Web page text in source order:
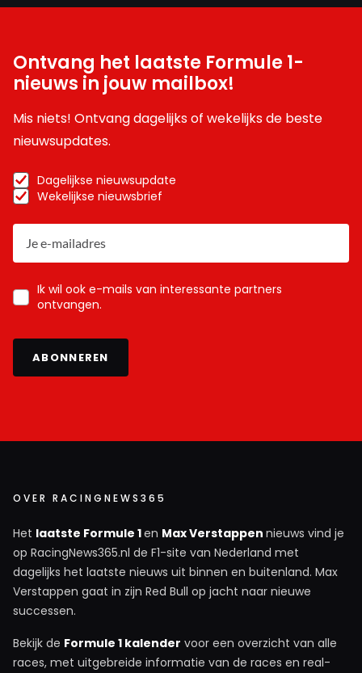
Ontvang het laatste Formule 1-
nieuws in jouw mailbox!
Mis niets! Ontvang dagelijks of wekelijks de beste
nieuwsupdates.
Dagelijkse nieuwsupdate
Wekelijkse nieuwsbrief
Ik wil ook e-mails van interessante partners
ontvangen.
ABONNEREN
OVER RACINGNEWS365
Het laatste Formule 1en Max Verstappen nieuws vind je
op RacingNews365.nl de F1-site van Nederland met
dagelijks het laatste nieuws uit binnen en buitenland. Max
Verstappen gaat in zijn Red Bull op jacht naar nieuwe
successen.
Bekijk de Formule 1 kalender voor een overzicht van alle
races, met uitgebreide informatie van de races en real-